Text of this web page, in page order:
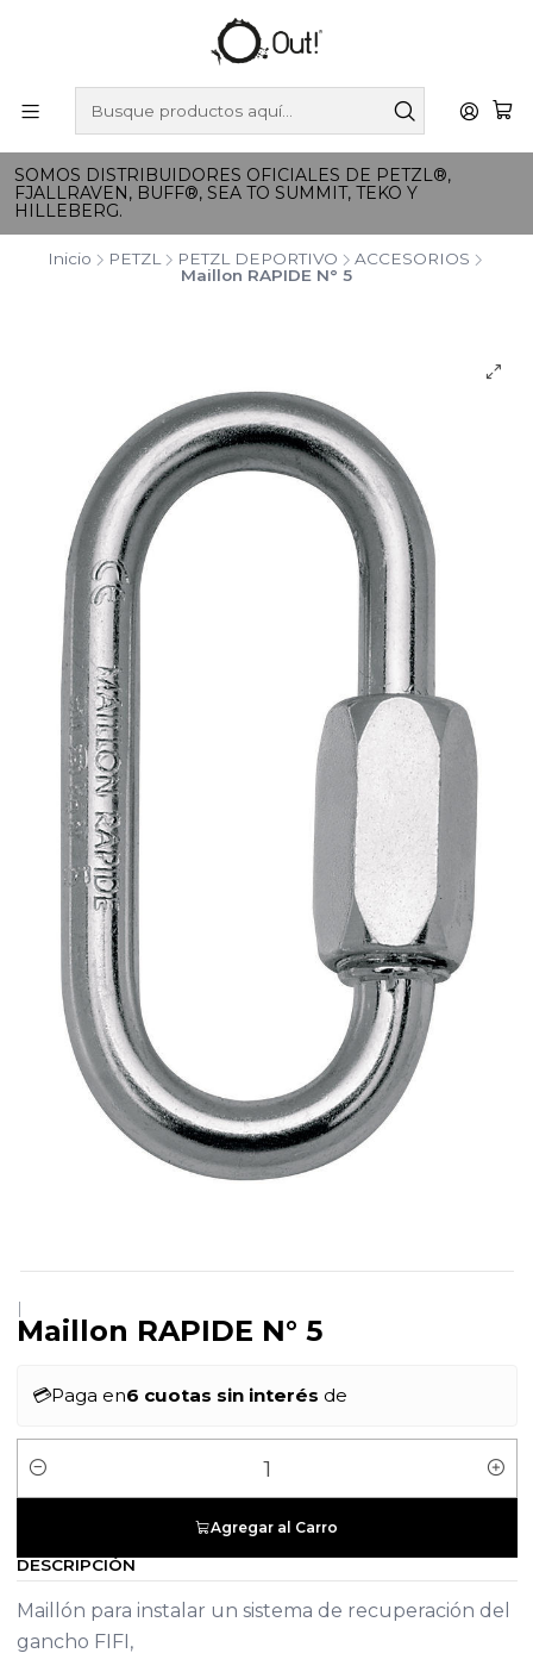
SOMOS DISTRIBUIDORES OFICIALES DE PETZL®,
FJALLRAVEN, BUFF®, SEA TO SUMMIT, TEKO Y
HILLEBERG.
Inicio PETZL PETZL DEPORTIVO
ACCESORIOS
Maillon RAPIDE N° 5
|
Maillon RAPIDE N° 5
💳Paga en6 cuotas sin interés de
Cantidad
Agregar al Carro
DESCRIPCIÓN
Maillón para instalar un sistema de recuperación del
gancho FIFI,